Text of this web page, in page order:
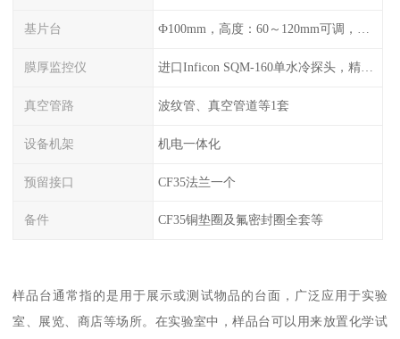
基片台 Ф100mm，高度：60～120mm可调，旋转：0-20r/min可调，可加热至300℃
膜厚监控仪 进口Inficon SQM-160单水冷探头，精度0.1Å（选配）
真空管路 波纹管、真空管道等1套
设备机架 机电一体化
预留接口 CF35法兰一个
备件 CF35铜垫圈及氟密封圈全套等
样品台通常指的是用于展示或测试物品的台面，广泛应用于实验
室、展览、商店等场所。在实验室中，样品台可以用来放置化学试